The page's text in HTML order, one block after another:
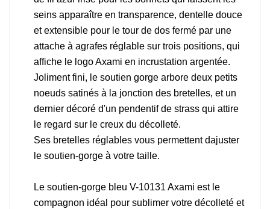
seins apparaître en transparence, dentelle douce
et extensible pour le tour de dos fermé par une
attache à agrafes réglable sur trois positions, qui
affiche le logo Axami en incrustation argentée.
Joliment fini, le soutien gorge arbore deux petits
noeuds satinés à la jonction des bretelles, et un
dernier décoré d'un pendentif de strass qui attire
le regard sur le creux du décolleté.
Ses bretelles réglables vous permettent dajuster
le soutien-gorge à votre taille.
Le soutien-gorge bleu V-10131 Axami est le
compagnon idéal pour sublimer votre décolleté et